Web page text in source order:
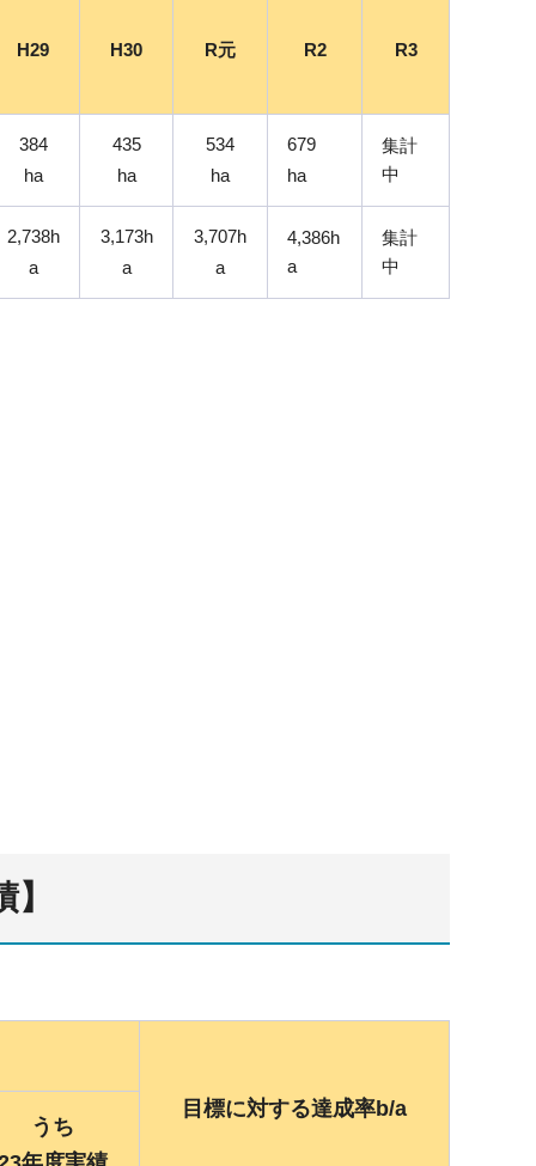
H29 H30 R元 R2 R3
384
ha
435
ha
534
ha
679
ha
集計
中
2,738h
a
3,173h
a
3,707h
a
4,386h
a
集計
中
目標に対する達成率b/a
うち